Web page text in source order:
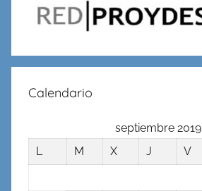
Calendario
septiembre 2019
L
M X J V